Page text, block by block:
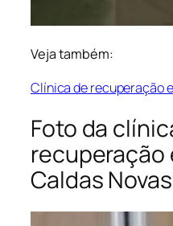
Veja também:
Clínica de recuperação
Foto da
recuperação
Caldas